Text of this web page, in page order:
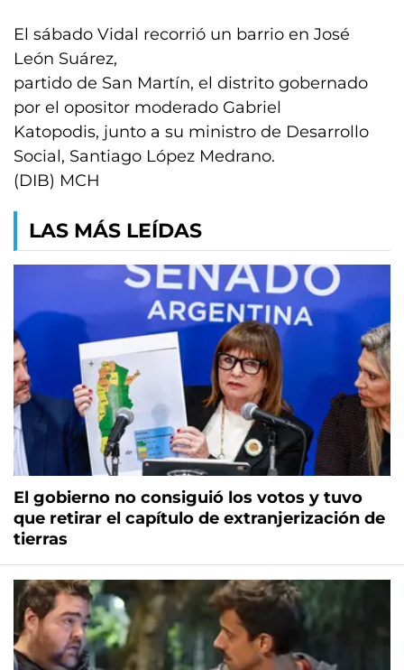
El sábado Vidal recorrió un barrio en José
León Suárez,
partido de San Martín, el distrito gobernado
por el opositor moderado Gabriel
Katopodis, junto a su ministro de Desarrollo
Social, Santiago López Medrano.
(DIB) MCH
LAS MÁS LEÍDAS
El gobierno no consiguió los votos y tuvo
que retirar el capítulo de extranjerización de
tierras